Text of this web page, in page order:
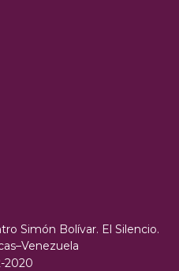
Simón Bolívar. El Silencio.
2020